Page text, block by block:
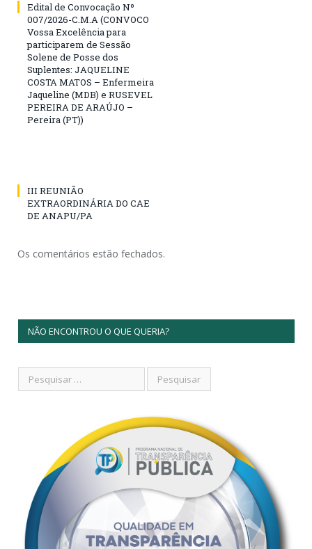
Edital de Convocação Nº
007/2026-C.M.A (CONVOCO
Vossa Excelência para
participarem de Sessão
Solene de Posse dos
Suplentes: JAQUELINE
COSTA MATOS – Enfermeira
Jaqueline (MDB) e RUSEVEL
PEREIRA DE ARAÚJO –
Pereira (PT))
III REUNIÃO
EXTRAORDINÁRIA DO CAE
DE ANAPU/PA
Os comentários estão fechados.
NÃO ENCONTROU O QUE QUERIA?